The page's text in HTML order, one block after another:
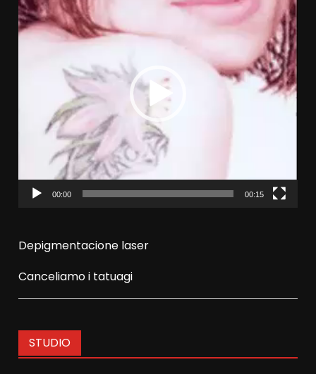
Player
00:00 00:15
Depigmentacione laser
Canceliamo i tatuagi
STUDIO